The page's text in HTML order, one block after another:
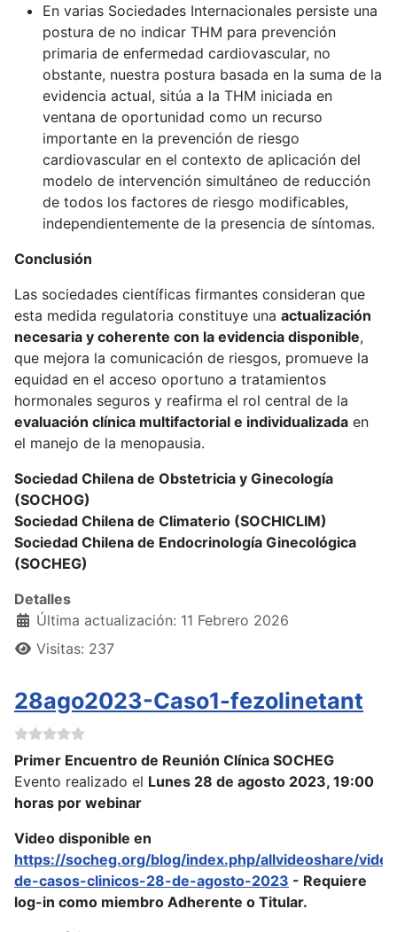
En varias Sociedades Internacionales persiste una
postura de no indicar THM para prevención
primaria de enfermedad cardiovascular, no
obstante, nuestra postura basada en la suma de la
evidencia actual, sitúa a la THM iniciada en
ventana de oportunidad como un recurso
importante en la prevención de riesgo
cardiovascular en el contexto de aplicación del
modelo de intervención simultáneo de reducción
de todos los factores de riesgo modificables,
independientemente de la presencia de síntomas.
Conclusión
Las sociedades científicas firmantes consideran que
esta medida regulatoria constituye una actualización
necesaria y coherente con la evidencia disponible,
que mejora la comunicación de riesgos, promueve la
equidad en el acceso oportuno a tratamientos
hormonales seguros y reafirma el rol central de la
evaluación clínica multifactorial e individualizada en
el manejo de la menopausia.
Sociedad Chilena de Obstetricia y Ginecología
(SOCHOG)
Sociedad Chilena de Climaterio (SOCHICLIM)
Sociedad Chilena de Endocrinología Ginecológica
(SOCHEG)
Detalles
Última actualización: 11 Febrero 2026
Visitas: 237
28ago2023-Caso1-fezolinetant
Primer Encuentro de Reunión Clínica SOCHEG
Evento realizado el Lunes 28 de agosto 2023, 19:00
horas por webinar
Video disponible en
https://socheg.org/blog/index.php/allvideoshare/
de-casos-clinicos-28-de-agosto-2023 - Requiere
log-in como miembro Adherente o Titular.